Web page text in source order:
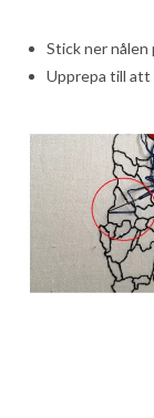
Stick ner nålen
Upprepa till